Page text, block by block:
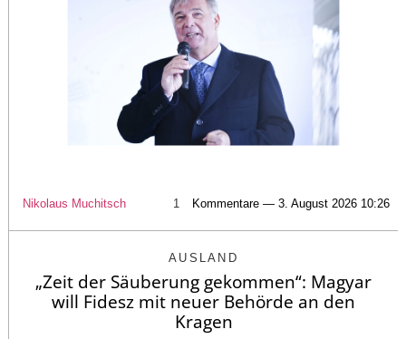
Nikolaus Muchitsch 1 Kommentare — 3. August 2026 10:26
AUSLAND
„Zeit der Säuberung gekommen“: Magyar
will Fidesz mit neuer Behörde an den
Kragen